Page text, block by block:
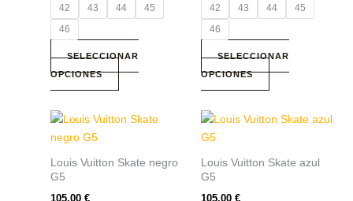
42
43 44
45
46
SELECCIONAR
OPCIONES
se
elegir
en
de
42
43 44
45
46
SELECCIONAR
OPCIONES
se
elegir
en
de
Louis Vuitton Skate negro
G5
Este
Louis Vuitton Skate azul
G5
Este